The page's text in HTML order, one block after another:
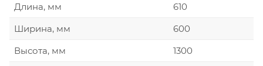
Длина, мм
610
Ширина, мм
600
Высота, мм
1300